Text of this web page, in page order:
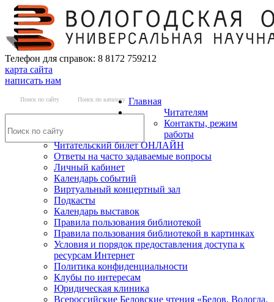
Телефон для справок: 8 8172 759212
карта сайта
написать нам
Поиск по сайту Поиск по каталогу Главная
Читателям
Контакты, режим
работы
Читательский билет ОНЛАЙН
Ответы на часто задаваемые вопросы
Личный кабинет
Календарь событий
Виртуальный концертный зал
Подкасты
Календарь выставок
Правила пользования библиотекой
Правила пользования библиотекой в картинках
Условия и порядок предоставления доступа к
ресурсам Интернет
Политика конфиденциальности
Клубы по интересам
Юридическая клиника
Всероссийские Беловские чтения «Белов. Вологда.